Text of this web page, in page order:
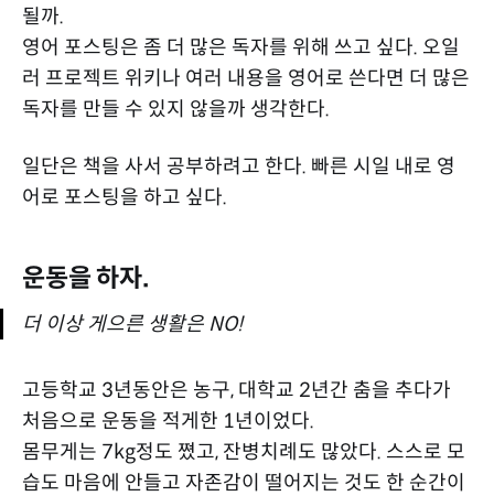
될까.
영어 포스팅은 좀 더 많은 독자를 위해 쓰고 싶다. 오일
러 프로젝트 위키나 여러 내용을 영어로 쓴다면 더 많은
독자를 만들 수 있지 않을까 생각한다.
일단은 책을 사서 공부하려고 한다. 빠른 시일 내로 영
어로 포스팅을 하고 싶다.
운동을 하자.
더 이상 게으른 생활은 NO!
고등학교 3년동안은 농구, 대학교 2년간 춤을 추다가
처음으로 운동을 적게한 1년이었다.
몸무게는 7kg정도 쪘고, 잔병치례도 많았다. 스스로 모
습도 마음에 안들고 자존감이 떨어지는 것도 한 순간이